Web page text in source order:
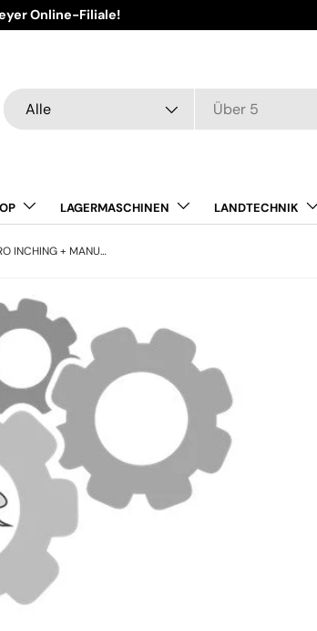
Online-Filiale!
Suchen
Art
Alle
LAGERMASCHINEN LANDTECHNIK
Tobroco GiANT KIT PRO INCHING + MANUAL DROSSEL 300419550